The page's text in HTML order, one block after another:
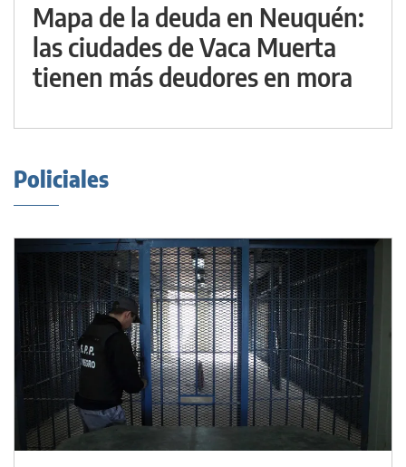
Mapa de la deuda en Neuquén:
las ciudades de Vaca Muerta
tienen más deudores en mora
Policiales